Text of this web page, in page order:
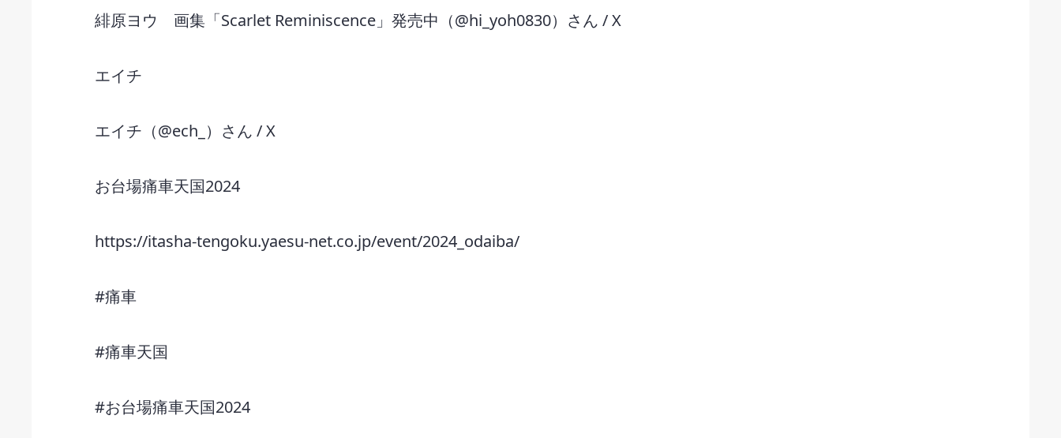
緋原ヨウ 画集「Scarlet Reminiscence」発売中（@hi_yoh0830）さん / X
エイチ
エイチ（@ech_）さん / X
お台場痛車天国2024
https://itasha-tengoku.yaesu-net.co.jp/event/2024_odaiba/
#痛車
#痛車天国
#お台場痛車天国2024